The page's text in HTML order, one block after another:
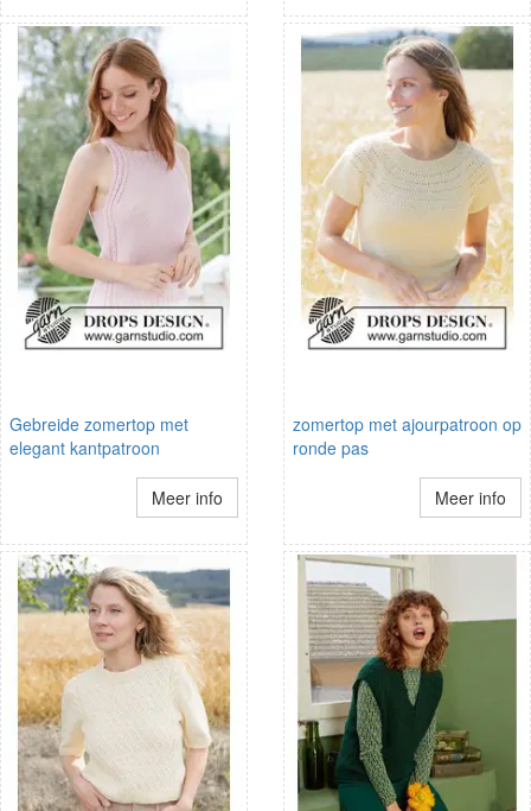
Gebreide zomertop met
elegant kantpatroon
Meer info
zomertop met ajourpatroon op
ronde pas
Meer info